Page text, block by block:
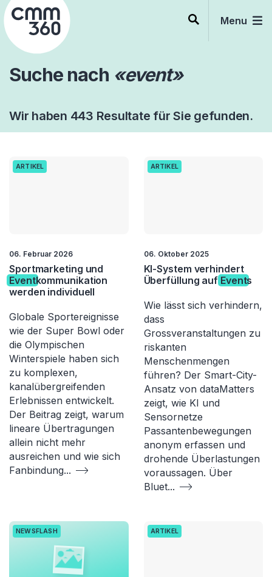
Skip
to
content
Menu
Suche nach «event»
Wir haben 443 Resultate für Sie gefunden.
ARTIKEL
06. Februar 2026
Sportmarketing und
Eventkommunikation
werden individuell
Globale Sportereignisse
wie der Super Bowl oder
die Olympischen
Winterspiele haben sich
zu komplexen,
kanalübergreifenden
Erlebnissen entwickelt.
Der Beitrag zeigt, warum
lineare Übertragungen
allein nicht mehr
ausreichen und wie sich
Fanbindung...
ARTIKEL
06. Oktober 2025
KI-System verhindert
Überfüllung auf Events
Wie lässt sich verhindern,
dass
Grossveranstaltungen zu
riskanten
Menschenmengen
führen? Der Smart-City-
Ansatz von dataMatters
zeigt, wie KI und
Sensornetze
Passantenbewegungen
anonym erfassen und
drohende Überlastungen
voraussagen. Über
Bluet...
NEWSFLASH ARTIKEL